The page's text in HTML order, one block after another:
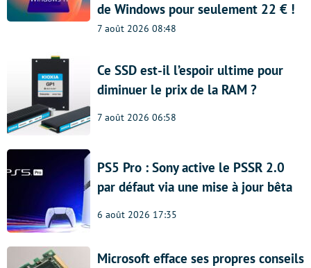
de Windows pour seulement 22 € !
7 août 2026 08:48
Ce SSD est-il l’espoir ultime pour
diminuer le prix de la RAM ?
7 août 2026 06:58
PS5 Pro : Sony active le PSSR 2.0
par défaut via une mise à jour bêta
6 août 2026 17:35
Microsoft efface ses propres conseils